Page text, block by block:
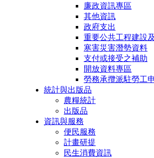
廉政資訊專區
其他資訊
政府支出
重要公共工程建設
寒害災害潛勢資料
支付或接受之補助
開放資料專區
勞務承攬派駐勞工
統計與出版品
農糧統計
出版品
資訊與服務
便民服務
計畫研提
民生消費資訊